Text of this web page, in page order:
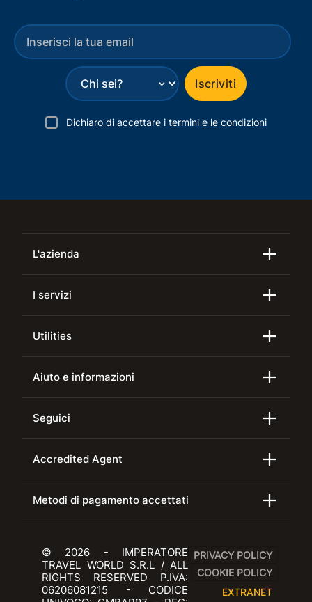
⌄ Iscriviti
Dichiaro di accettare i termini e le condizioni
L'azienda
I servizi
Utilities
Aiuto e informazioni
Seguici
Accredited Agent
Metodi di pagamento accettati
© 2026 - IMPERATORE
TRAVEL WORLD S.R.L / ALL
RIGHTS RESERVED P.IVA:
06206081215 - CODICE
PRIVACY POLICY
COOKIE POLICY
EXTRANET